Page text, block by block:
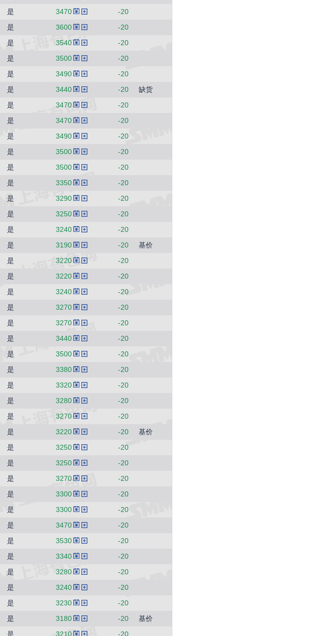
是 3470
-20
是 3600
-20
是 3540
-20
是 3500
-20
是 3490
-20
是 3440 -20
缺货
是 3470
-20
是 3470
-20
是 3490
-20
是 3500
-20
是 3500
-20
是 3350
-20
是 3290
-20
是 3250
-20
是 3240
-20
是 3190 -20
基价
是 3220
-20
是 3220
-20
是 3240
-20
是 3270
-20
是 3270
-20
是 3440
-20
是 3500
-20
是 3380
-20
是 3320
-20
是 3280
-20
是 3270
-20
是 3220 -20
基价
是 3250
-20
是 3250
-20
是 3270
-20
是 3300
-20
是 3300
-20
是 3470
-20
是 3530
-20
是 3340
-20
是 3280
-20
是 3240
-20
是 3230
-20
是 3180 -20
基价
是 3210
-20